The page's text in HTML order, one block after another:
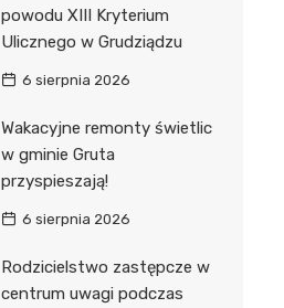
powodu XIII Kryterium
Ulicznego w Grudziądzu
6 sierpnia 2026
Wakacyjne remonty świetlic
w gminie Gruta
przyspieszają!
6 sierpnia 2026
Rodzicielstwo zastępcze w
centrum uwagi podczas